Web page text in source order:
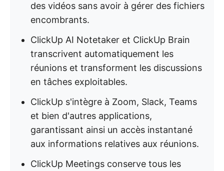
des vidéos sans avoir à gérer des fichiers
encombrants.
ClickUp AI Notetaker et ClickUp Brain
transcrivent automatiquement les
réunions et transforment les discussions
en tâches exploitables.
ClickUp s'intègre à Zoom, Slack, Teams
et bien d'autres applications,
garantissant ainsi un accès instantané
aux informations relatives aux réunions.
ClickUp Meetings conserve tous les